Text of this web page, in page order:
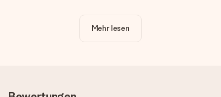
noch eines unserer angebotenen Designs, um deinem
Geschenk die perfekte Ausstrahlung zu verleihen.
Mehr lesen